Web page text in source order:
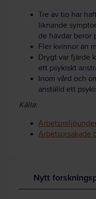
Tre av tio har
liknande
de hävdar beror
Fler kvinnor än
Drygt var fjärde
ett psykiskt
Inom vård och
anställd ett
Källa:
Arbetsorsakade
Nytt